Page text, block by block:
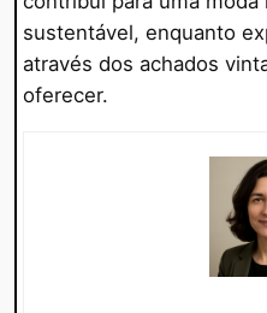
sustentável, enquanto
através dos achados
oferecer.